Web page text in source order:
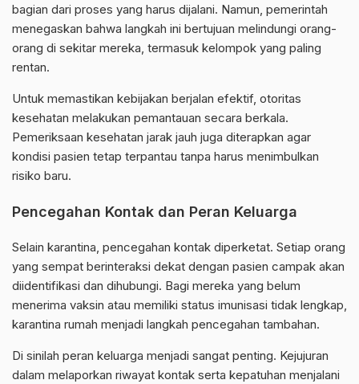
bagian dari proses yang harus dijalani. Namun, pemerintah
menegaskan bahwa langkah ini bertujuan melindungi orang-
orang di sekitar mereka, termasuk kelompok yang paling
rentan.
Untuk memastikan kebijakan berjalan efektif, otoritas
kesehatan melakukan pemantauan secara berkala.
Pemeriksaan kesehatan jarak jauh juga diterapkan agar
kondisi pasien tetap terpantau tanpa harus menimbulkan
risiko baru.
Pencegahan Kontak dan Peran Keluarga
Selain karantina, pencegahan kontak diperketat. Setiap orang
yang sempat berinteraksi dekat dengan pasien campak akan
diidentifikasi dan dihubungi. Bagi mereka yang belum
menerima vaksin atau memiliki status imunisasi tidak lengkap,
karantina rumah menjadi langkah pencegahan tambahan.
Di sinilah peran keluarga menjadi sangat penting. Kejujuran
dalam melaporkan riwayat kontak serta kepatuhan menjalani